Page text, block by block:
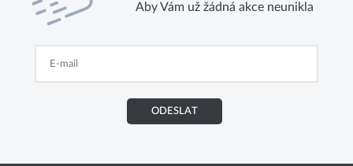
Aby Vám už žádná akce neunikla
ODESLAT